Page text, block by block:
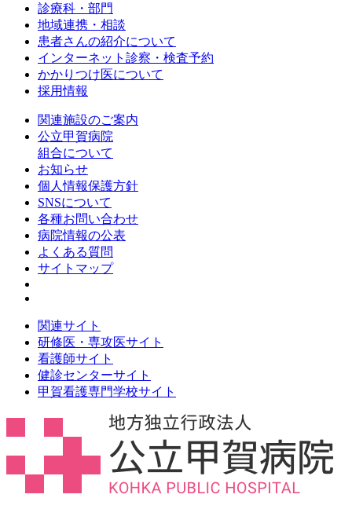
診療科・部門
地域連携・相談
患者さんの紹介について
インターネット診察・検査予約
かかりつけ医について
採用情報
関連施設のご案内
公立甲賀病院
組合について
お知らせ
個人情報保護方針
SNSについて
各種お問い合わせ
病院情報の公表
よくある質問
サイトマップ
関連サイト
研修医・専攻医サイト
看護師サイト
健診センターサイト
甲賀看護専門学校サイト